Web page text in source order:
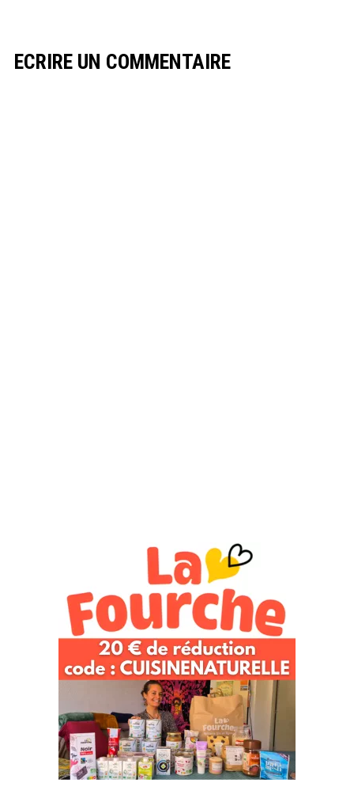
ECRIRE UN COMMENTAIRE